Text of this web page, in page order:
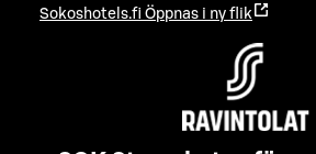
Sokoshotels.fi Öppnas i ny flik